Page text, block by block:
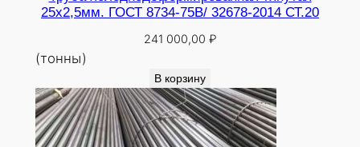
25х2,5мм. ГОСТ 8734-75В/ 32678-2014 СТ.20
241 000,00 ₽
(тонны)
В корзину